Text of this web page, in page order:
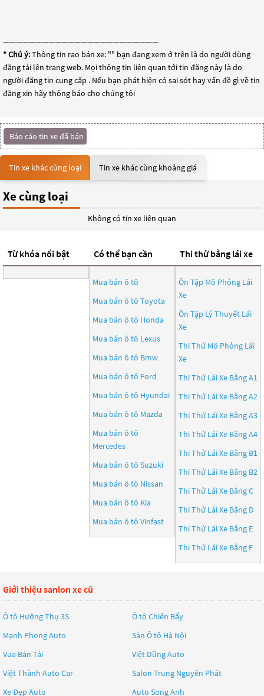
————————————————————————
* Chú ý:Thông tin rao bán xe: "" bạn đang xem ở trên là do người dùng
đăng tải lên trang web. Mọi thông tin liên quan tới tin đăng này là do
người đăng tin cung cấp . Nếu bạn phát hiện có sai sót hay vấn đề gì về tin
đăng xin hãy thông báo cho chúng tôi
Báo cáo tin xe đã bán
Tin xe khác cùng loại Tin xe khác cùng khoảng giá
Xe cùng loại
Không có tin xe liên quan
Từ khóa nổi bật Có thể bạn cần
Mua bán ô tô
Mua bán ô tô Toyota
Mua bán ô tô Honda
Mua bán ô tô Lexus
Mua bán ô tô Bmw
Mua bán ô tô Ford
Mua bán ô tô Hyundai
Mua bán ô tô Mazda
Mua bán ô tô
Mercedes
Mua bán ô tô Suzuki
Mua bán ô tô Nissan
Mua bán ô tô Kia
Mua bán ô tô Vinfast
Thi thử bằng lái xe
Ôn Tập Mô Phỏng Lái
Xe
Ôn Tập Lý Thuyết Lái
Xe
Thi Thử Mô Phỏng Lái
Xe
Thi Thử Lái Xe Bằng A1
Thi Thử Lái Xe Bằng A2
Thi Thử Lái Xe Bằng A3
Thi Thử Lái Xe Bằng A4
Thi Thử Lái Xe Bằng B1
Thi Thử Lái Xe Bằng B2
Thi Thử Lái Xe Bằng C
Thi Thử Lái Xe Bằng D
Thi Thử Lái Xe Bằng E
Thi Thử Lái Xe Bằng F
Giới thiệu sanlon xe cũ
Ô tô Hưởng Thụ 3S
Ô tô Chiến Bẩy
Mạnh Phong Auto
Sàn Ô tô Hà Nội
Vua Bán Tải
Việt Dũng Auto
Việt Thành Auto Car
Salon Trung Nguyên Phát
Xe Đẹp Auto
Auto Song Anh